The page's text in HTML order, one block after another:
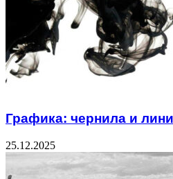
Графика: чернила и
25.12.2025